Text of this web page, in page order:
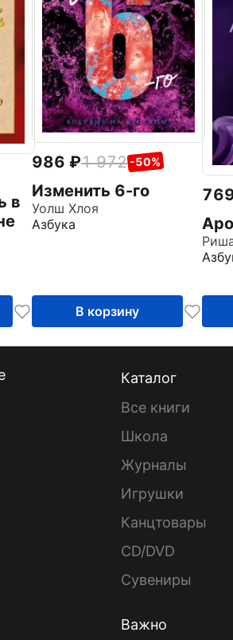
в
986 1 972 -50%
Изменить 6-го
Уолш Хлоя
Азбука
В корзину
Каталог
Все книги
Школа
Журналы
Игрушки
Канцтовары
CD/DVD
Сувениры
Важно